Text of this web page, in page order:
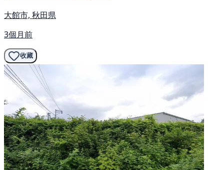
大館市, 秋田県
3個月前
收藏